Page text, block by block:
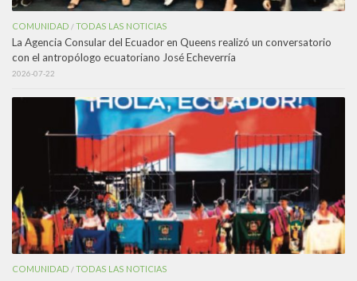
COMUNIDAD /TODAS LAS NOTICIAS
La Agencia Consular del Ecuador en Queens realizó un conversatorio
con el antropólogo ecuatoriano José Echeverría
2026-07-22
COMUNIDAD /TODAS LAS NOTICIAS